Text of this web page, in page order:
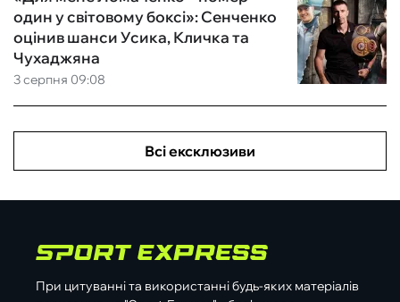
3 серпня 09:08
один у світовому боксі»: Сенченко
оцінив шанси Усика, Кличка та
Чухаджяна
Всі ексклюзиви
При цитуванні та використанні будь-яких матеріалів